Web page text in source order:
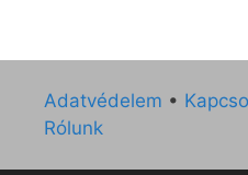
Adatvédelem •
Rólunk